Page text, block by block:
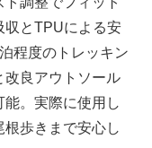
収とTPUによる安
程度のトレッキン
改良アウトソール
。実際に使用し
歩きまで安心し